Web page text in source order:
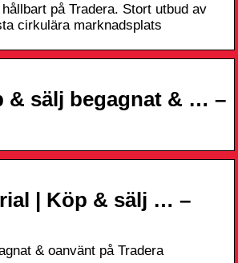
på Tradera. Stort utbud av
cirkulära marknadsplats
& sälj begagnat & … –
| Köp & sälj … –
& oanvänt på Tradera